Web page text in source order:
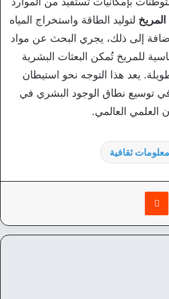
لتوليد الطاقة واستخراج المياه
إلى ذلك، يجري البحث عن مواد
للمريخ تُمكن البعثات البشرية
يعد هذا التوجه نحو استيطان
توسيع نطاق الوجود البشري في
العلمي العالمي.
معلومات ثقافية
بينتيريست